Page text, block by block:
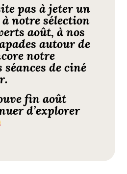
pas à jeter un
à notresélection
août, à nos
autour de
notre
séances deciné
.
fin août
d’explorer